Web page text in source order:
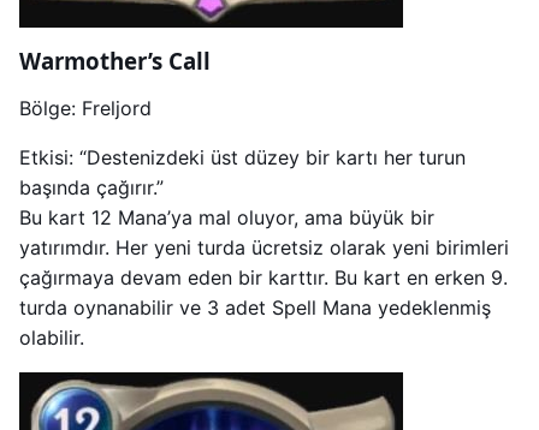
Warmother’s Call
Bölge: Freljord
Etkisi: “Destenizdeki üst düzey bir kartı her turun
başında çağırır.”
Bu kart 12 Mana’ya mal oluyor, ama büyük bir
yatırımdır. Her yeni turda ücretsiz olarak yeni birimleri
çağırmaya devam eden bir karttır. Bu kart en erken 9.
turda oynanabilir ve 3 adet Spell Mana yedeklenmiş
olabilir.